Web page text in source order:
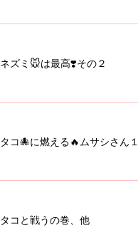
ネズミ🐭は最高❣️その２
タコ🐙に燃える🔥ムサシさん１
タコと戦うの巻、他